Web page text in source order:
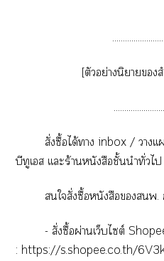
[ตัวอย่างนิยาย
สั่งซื้อได้า inbox / าเ
บีทูเส เเะร้านหนังสือชั้นนำทั่วไ
ใสั่งซื้อหนังสือพ.
- สั่งซื้อผ่านเว็บไซต์
: https://s.shopee.co.th/